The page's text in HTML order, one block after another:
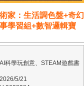
家：生活調色盤+奇幻
學習組+數智邏輯寶
科學玩創意、STEAM遊戲書
5/21